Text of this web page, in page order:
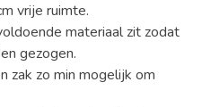
vrije ruimte.
materiaal zit zodat
gezogen.
zak zo min mogelijk om